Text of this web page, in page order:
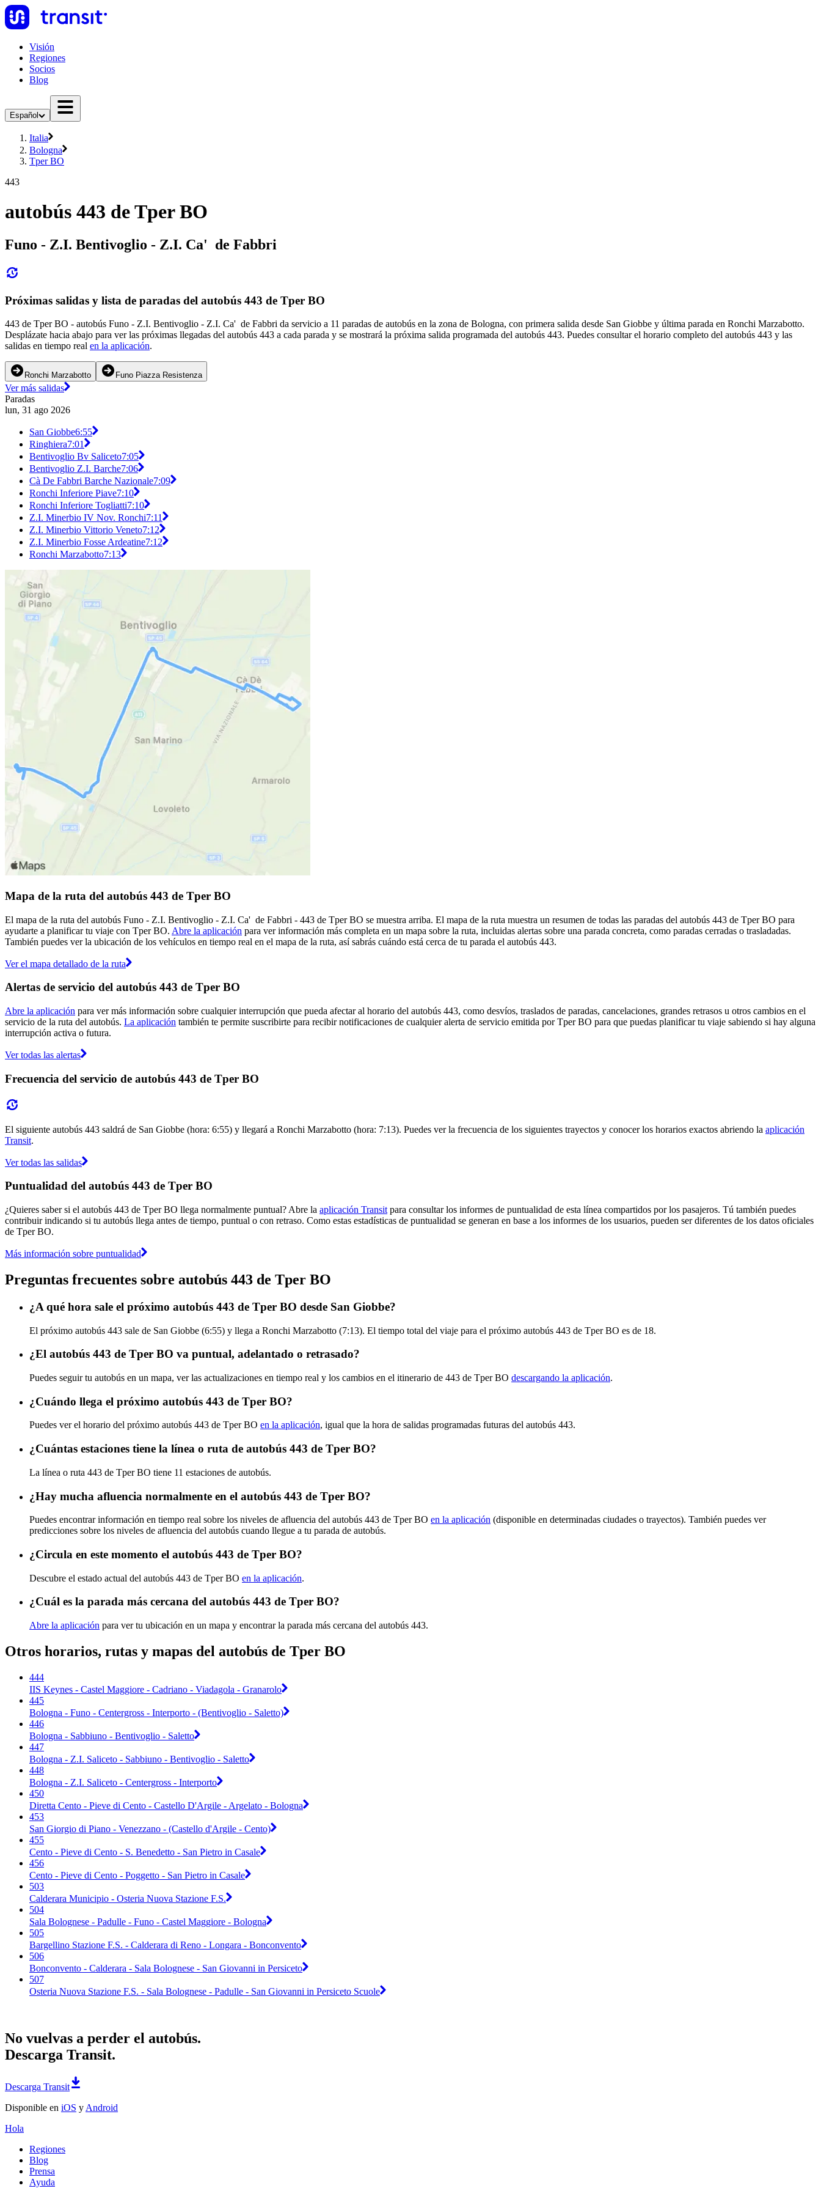
Visión
Regiones
Socios
Blog
Español
Italia
Bologna
Tper BO
443
autobús 443 de Tper BO
Funo - Z.I. Bentivoglio - Z.I. Ca' de Fabbri
Próximas salidas y lista de paradas del autobús 443 de Tper BO
443 de Tper BO - autobús Funo - Z.I. Bentivoglio - Z.I. Ca' de Fabbri da servicio a 11 paradas de autobús en la zona de Bologna, con primera salida desde San Giobbe y última parada en Ronchi Marzabotto.
Desplázate hacia abajo para ver las próximas llegadas del autobús 443 a cada parada y se mostrará la próxima salida programada del autobús 443. Puedes consultar el horario completo del autobús 443 y las
salidas en tiempo real en la aplicación.
Ronchi Marzabotto Funo Piazza Resistenza
Ver más salidas
Paradas
lun, 31 ago 2026
San Giobbe6:55
Ringhiera7:01
Bentivoglio Bv Saliceto7:05
Bentivoglio Z.I. Barche7:06
Cà De Fabbri Barche Nazionale7:09
Ronchi Inferiore Piave7:10
Ronchi Inferiore Togliatti7:10
Z.I. Minerbio IV Nov. Ronchi7:11
Z.I. Minerbio Vittorio Veneto7:12
Z.I. Minerbio Fosse Ardeatine7:12
Ronchi Marzabotto7:13
Mapa de la ruta del autobús 443 de Tper BO
El mapa de la ruta del autobús Funo - Z.I. Bentivoglio - Z.I. Ca' de Fabbri - 443 de Tper BO se muestra arriba. El mapa de la ruta muestra un resumen de todas las paradas del autobús 443 de Tper BO para
ayudarte a planificar tu viaje con Tper BO. Abre la aplicación para ver información más completa en un mapa sobre la ruta, incluidas alertas sobre una parada concreta, como paradas cerradas o trasladadas.
También puedes ver la ubicación de los vehículos en tiempo real en el mapa de la ruta, así sabrás cuándo está cerca de tu parada el autobús 443.
Ver el mapa detallado de la ruta
Alertas de servicio del autobús 443 de Tper BO
Abre la aplicación para ver más información sobre cualquier interrupción que pueda afectar al horario del autobús 443, como desvíos, traslados de paradas, cancelaciones, grandes retrasos u otros cambios en el
servicio de la ruta del autobús. La aplicación también te permite suscribirte para recibir notificaciones de cualquier alerta de servicio emitida por Tper BO para que puedas planificar tu viaje sabiendo si hay alguna
interrupción activa o futura.
Ver todas las alertas
Frecuencia del servicio de autobús 443 de Tper BO
El siguiente autobús 443 saldrá de San Giobbe (hora: 6:55) y llegará a Ronchi Marzabotto (hora: 7:13). Puedes ver la frecuencia de los siguientes trayectos y conocer los horarios exactos abriendo la aplicación
Transit.
Ver todas las salidas
Puntualidad del autobús 443 de Tper BO
¿Quieres saber si el autobús 443 de Tper BO llega normalmente puntual? Abre la aplicación Transit para consultar los informes de puntualidad de esta línea compartidos por los pasajeros. Tú también puedes
contribuir indicando si tu autobús llega antes de tiempo, puntual o con retraso. Como estas estadísticas de puntualidad se generan en base a los informes de los usuarios, pueden ser diferentes de los datos oficiales
de Tper BO.
Más información sobre puntualidad
Preguntas frecuentes sobre autobús 443 de Tper BO
¿A qué hora sale el próximo autobús 443 de Tper BO desde San Giobbe?
El próximo autobús 443 sale de San Giobbe (6:55) y llega a Ronchi Marzabotto (7:13). El tiempo total del viaje para el próximo autobús 443 de Tper BO es de 18.
¿El autobús 443 de Tper BO va puntual, adelantado o retrasado?
Puedes seguir tu autobús en un mapa, ver las actualizaciones en tiempo real y los cambios en el itinerario de 443 de Tper BO descargando la aplicación.
¿Cuándo llega el próximo autobús 443 de Tper BO?
Puedes ver el horario del próximo autobús 443 de Tper BO en la aplicación, igual que la hora de salidas programadas futuras del autobús 443.
¿Cuántas estaciones tiene la línea o ruta de autobús 443 de Tper BO?
La línea o ruta 443 de Tper BO tiene 11 estaciones de autobús.
¿Hay mucha afluencia normalmente en el autobús 443 de Tper BO?
Puedes encontrar información en tiempo real sobre los niveles de afluencia del autobús 443 de Tper BO en la aplicación (disponible en determinadas ciudades o trayectos). También puedes ver
predicciones sobre los niveles de afluencia del autobús cuando llegue a tu parada de autobús.
¿Circula en este momento el autobús 443 de Tper BO?
Descubre el estado actual del autobús 443 de Tper BO en la aplicación.
¿Cuál es la parada más cercana del autobús 443 de Tper BO?
Abre la aplicación para ver tu ubicación en un mapa y encontrar la parada más cercana del autobús 443.
Otros horarios, rutas y mapas del autobús de Tper BO
444
IIS Keynes - Castel Maggiore - Cadriano - Viadagola - Granarolo
445
Bologna - Funo - Centergross - Interporto - (Bentivoglio - Saletto)
446
Bologna - Sabbiuno - Bentivoglio - Saletto
447
Bologna - Z.I. Saliceto - Sabbiuno - Bentivoglio - Saletto
448
Bologna - Z.I. Saliceto - Centergross - Interporto
450
Diretta Cento - Pieve di Cento - Castello D'Argile - Argelato - Bologna
453
San Giorgio di Piano - Venezzano - (Castello d'Argile - Cento)
455
Cento - Pieve di Cento - S. Benedetto - San Pietro in Casale
456
Cento - Pieve di Cento - Poggetto - San Pietro in Casale
503
Calderara Municipio - Osteria Nuova Stazione F.S.
504
Sala Bolognese - Padulle - Funo - Castel Maggiore - Bologna
505
Bargellino Stazione F.S. - Calderara di Reno - Longara - Bonconvento
506
Bonconvento - Calderara - Sala Bolognese - San Giovanni in Persiceto
507
Osteria Nuova Stazione F.S. - Sala Bolognese - Padulle - San Giovanni in Persiceto Scuole
No vuelvas a perder el autobús.
Descarga Transit.
Descarga Transit
Disponible en iOS y Android
Hola
Regiones
Blog
Prensa
Ayuda